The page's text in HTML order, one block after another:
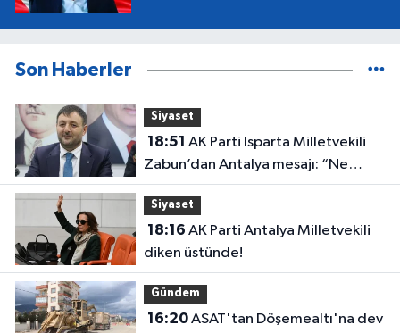
Son Haberler
Siyaset
18:51
Zabun’dan Antalya mesajı: “Ne
dediysek o”
Siyaset
18:16
diken üstünde!
Gündem
16:20ASAT'tan Döşemealtı'na dev